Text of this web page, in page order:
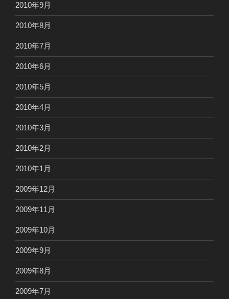
2010年9月
2010年8月
2010年7月
2010年6月
2010年5月
2010年4月
2010年3月
2010年2月
2010年1月
2009年12月
2009年11月
2009年10月
2009年9月
2009年8月
2009年7月